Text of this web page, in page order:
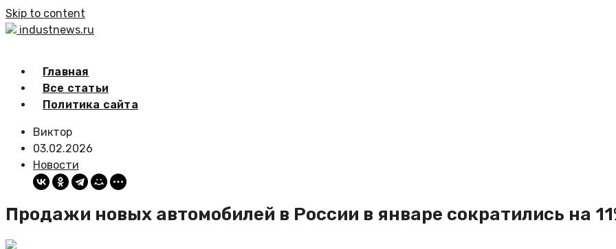
Skip to content
industnews.ru
Главная
Все статьи
Политика сайта
Виктор
03.02.2026
Новости
Продажи новых автомобилей в России в январе сократились на